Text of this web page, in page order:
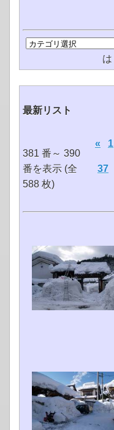
は
最新リスト
381 番～ 390
番を表示 (全
588 枚)
« 1
37